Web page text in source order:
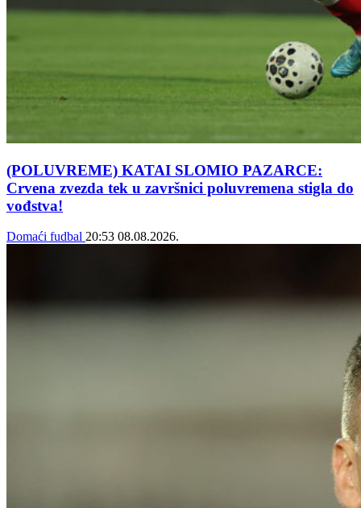
(POLUVREME) KATAI SLOMIO PAZARCE:
Crvena zvezda tek u završnici poluvremena stigla do
vođstva!
Domaći fudbal 20:53 08.08.2026.